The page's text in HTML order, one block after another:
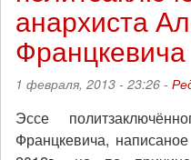
поместили
в
карцер
анархиста
Францкевича
1 февраля, 2013 - 23:26 -
Эссе
Францкевича,